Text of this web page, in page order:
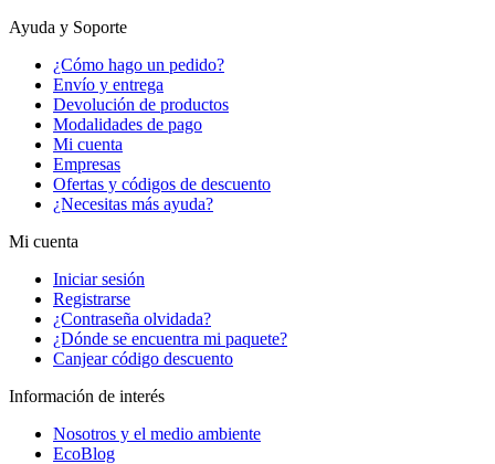
Ayuda y Soporte
¿Cómo hago un pedido?
Envío y entrega
Devolución de productos
Modalidades de pago
Mi cuenta
Empresas
Ofertas y códigos de descuento
¿Necesitas más ayuda?
Mi cuenta
Iniciar sesión
Registrarse
¿Contraseña olvidada?
¿Dónde se encuentra mi paquete?
Canjear código descuento
Información de interés
Nosotros y el medio ambiente
EcoBlog